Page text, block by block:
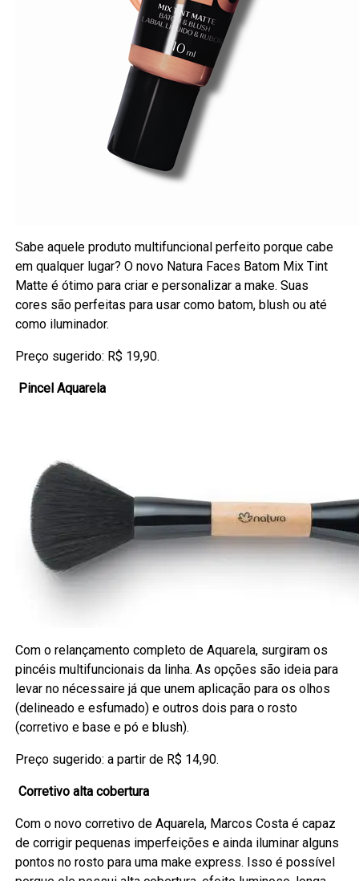
Sabe aquele produto multifuncional perfeito porque cabe
em qualquer lugar? O novo Natura Faces Batom Mix Tint
Matte é ótimo para criar e personalizar a make. Suas
cores são perfeitas para usar como batom, blush ou até
como iluminador.
Preço sugerido: R$ 19,90.
Pincel Aquarela
Com o relançamento completo de Aquarela, surgiram os
pincéis multifuncionais da linha. As opções são ideia para
levar no nécessaire já que unem aplicação para os olhos
(delineado e esfumado) e outros dois para o rosto
(corretivo e base e pó e blush).
Preço sugerido: a partir de R$ 14,90.
Corretivo alta cobertura
Com o novo corretivo de Aquarela, Marcos Costa é capaz
de corrigir pequenas imperfeições e ainda iluminar alguns
pontos no rosto para uma make express. Isso é possível